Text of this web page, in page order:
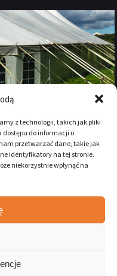
z technologii, takich jak pliki
do informacji o
przetwarzać dane, takie jak
identyfikatory na tej stronie.
niekorzystnie wpłynąć na